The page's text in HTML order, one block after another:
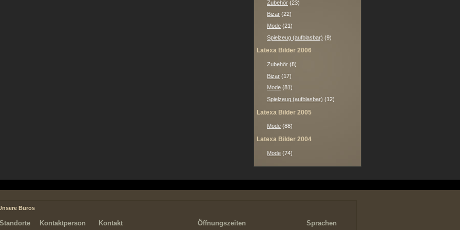
Zubehör (23)
Bizar (22)
Mode (21)
Spielzeug (aufblasbar) (9)
Latexa Bilder 2006
Zubehör (8)
Bizar (17)
Mode (81)
Spielzeug (aufblasbar) (12)
Latexa Bilder 2005
Mode (88)
Latexa Bilder 2004
Mode (74)
Büros
Standorte Kontaktperson Kontakt Öffnungszeiten Sprachen